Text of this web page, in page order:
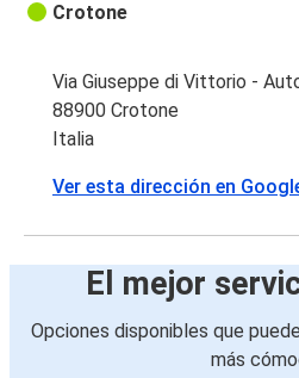
Crotone
Via Giuseppe di Vittorio -
88900 Crotone
Italia
Ver esta dirección en
El mejor
Opciones disponibles que
más